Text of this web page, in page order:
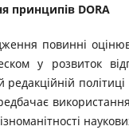
принципів DORA
повинні
у розвиток
використання